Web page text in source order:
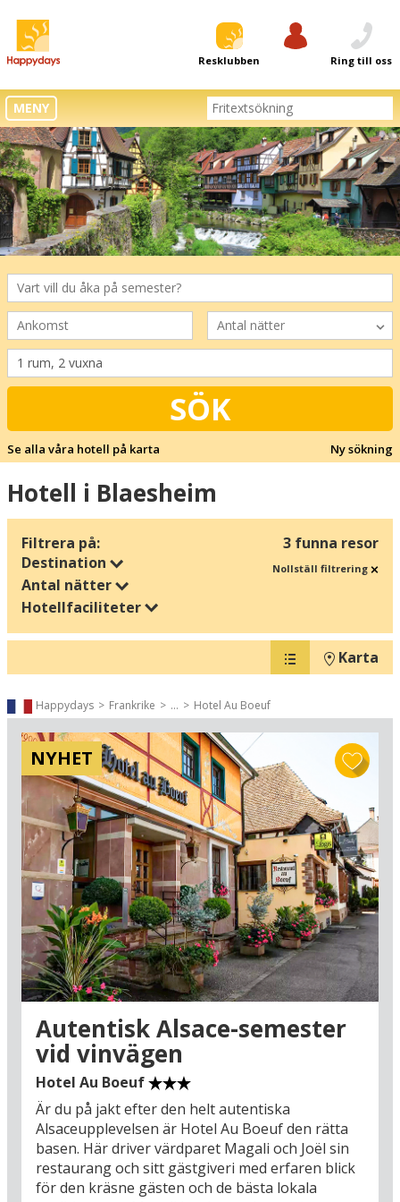
Resklubben Ring till oss
MENY
SÖK
Se alla våra hotell på karta Ny sökning
Hotell i Blaesheim
Filtrera på:
3 funna resor
Destination
Antal nätter
Hotellfaciliteter
Nollställ filtrering
Karta
Happydays Frankrike ... Hotel Au Boeuf
NYHET
Autentisk Alsace-semester
vid vinvägen
Hotel Au Boeuf
Är du på jakt efter den helt autentiska
Alsaceupplevelsen är Hotel Au Boeuf den rätta
basen. Här driver värdparet Magali och Joël sin
restaurang och sitt gästgiveri med erfaren blick
för den kräsne gästen och de bästa lokala